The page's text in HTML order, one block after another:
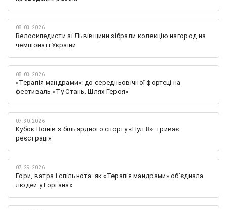
08.03.2026
Велосипедисти зі Львівщини зібрали колекцію нагород на
чемпіонаті України
08.03.2026
«Терапія мандрами»: до середньовічної фортеці на
фестиваль «Ту Стань. Шлях Героя»
07.30.2026
Кубок Воїнів з більярдного спорту «Пул 8»: триває
реєстрація
07.29.2026
Гори, ватра і спільнота: як «Терапія мандрами» об’єднала
людей у Горганах